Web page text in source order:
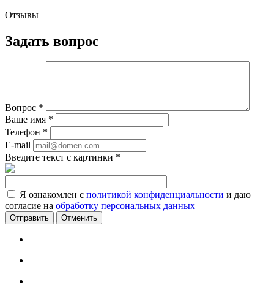
Отзывы
Задать вопрос
Вопрос *
Ваше имя *
Телефон *
E-mail
Введите текст с картинки *
Я ознакомлен с политикой конфиденциальности и даю
согласие на обработку персональных данных
Отменить